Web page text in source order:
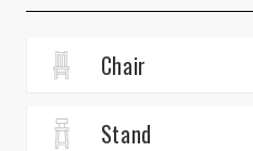
Chair
Stand